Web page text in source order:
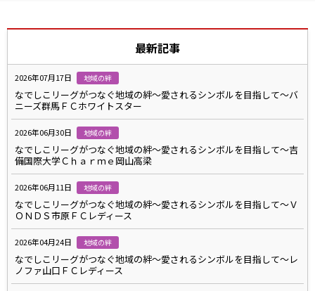
最新記事
2026年07月17日 地域の絆
なでしこリーグがつなぐ地域の絆～愛されるシンボルを目指して～バ
ニーズ群馬ＦＣホワイトスター
2026年06月30日 地域の絆
なでしこリーグがつなぐ地域の絆～愛されるシンボルを目指して～吉
備国際大学Ｃｈａｒｍｅ岡山高梁
2026年06月11日 地域の絆
なでしこリーグがつなぐ地域の絆～愛されるシンボルを目指して～Ｖ
ＯＮＤＳ市原ＦＣレディース
2026年04月24日 地域の絆
なでしこリーグがつなぐ地域の絆～愛されるシンボルを目指して～レ
ノファ山口ＦＣレディース